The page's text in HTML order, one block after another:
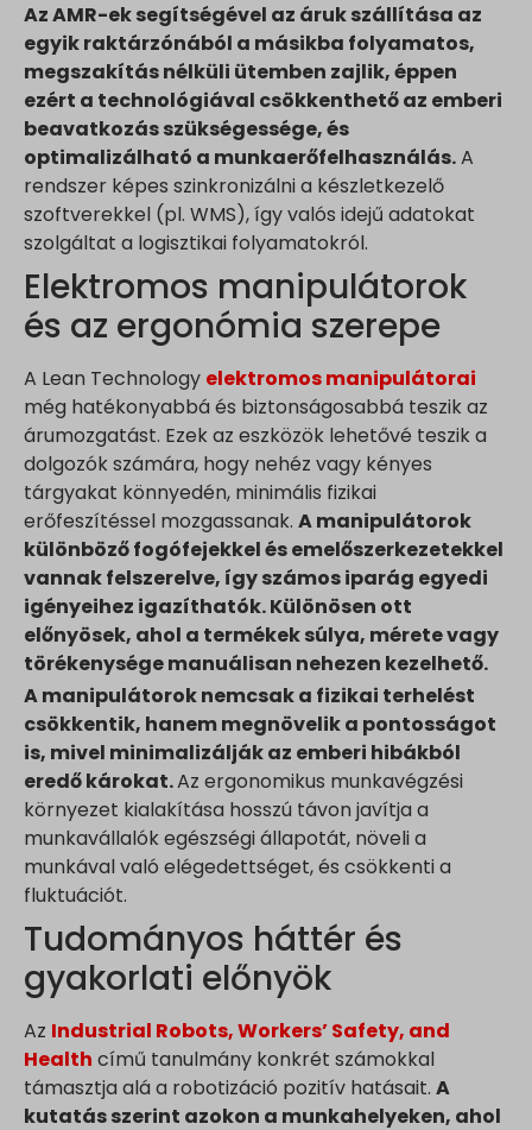
Az AMR-ek segítségével az áruk szállítása az
egyik raktárzónából a másikba folyamatos,
megszakítás nélküli ütemben zajlik, éppen
ezért a technológiával csökkenthető az emberi
beavatkozás szükségessége, és
optimalizálható a munkaerőfelhasználás.A
rendszer képes szinkronizálni a készletkezelő
szoftverekkel (pl. WMS), így valós idejű adatokat
szolgáltat a logisztikai folyamatokról.
Elektromos manipulátorok
és az ergonómia szerepe
A Lean Technology elektromos manipulátorai
még hatékonyabbá és biztonságosabbá teszik az
árumozgatást. Ezek az eszközök lehetővé teszik a
dolgozók számára, hogy nehéz vagy kényes
tárgyakat könnyedén, minimális fizikai
erőfeszítéssel mozgassanak. A manipulátorok
különböző fogófejekkel és emelőszerkezetekkel
vannak felszerelve, így számos iparág egyedi
igényeihez igazíthatók. Különösen ott
előnyösek, ahol a termékek súlya, mérete vagy
törékenysége manuálisan nehezen kezelhető.
A manipulátorok nemcsak a fizikai terhelést
csökkentik, hanem megnövelik a pontosságot
is, mivel minimalizálják az emberi hibákból
eredő károkat.Az ergonomikus munkavégzési
környezet kialakítása hosszú távon javítja a
munkavállalók egészségi állapotát, növeli a
munkával való elégedettséget, és csökkenti a
fluktuációt.
Tudományos háttér és
gyakorlati előnyök
Az Industrial Robots, Workers’ Safety, and
Health című tanulmány konkrét számokkal
támasztja alá a robotizáció pozitív hatásait. A
kutatás szerint azokon a munkahelyeken, ahol